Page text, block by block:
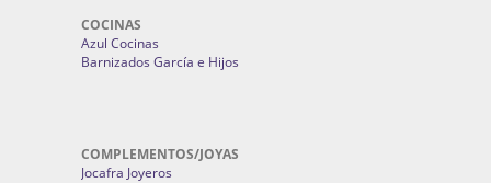
COCINAS
Azul Cocinas
Barnizados García e Hijos
COMPLEMENTOS/JOYAS
Jocafra Joyeros